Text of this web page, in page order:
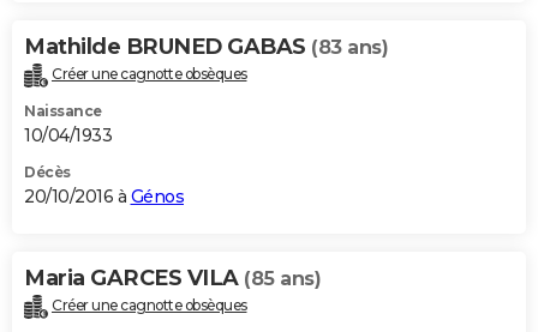
Mathilde BRUNED GABAS (83 ans)
Créer une cagnotte obsèques
Naissance
10/04/1933
Décès
20/10/2016 à Génos
Maria GARCES VILA (85 ans)
Créer une cagnotte obsèques